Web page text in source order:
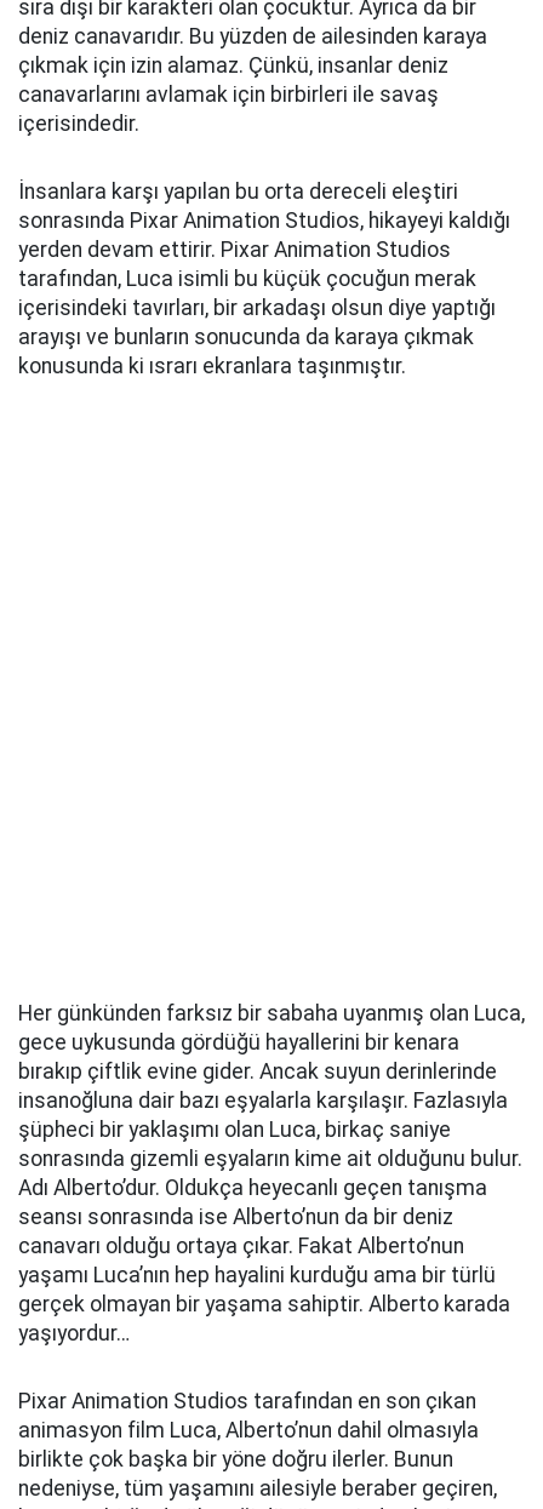
sıra dışı bir karakteri olan çocuktur. Ayrıca da bir
deniz canavarıdır. Bu yüzden de ailesinden karaya
çıkmak için izin alamaz. Çünkü, insanlar deniz
canavarlarını avlamak için birbirleri ile savaş
içerisindedir.
İnsanlara karşı yapılan bu orta dereceli eleştiri
sonrasında Pixar Animation Studios, hikayeyi kaldığı
yerden devam ettirir. Pixar Animation Studios
tarafından, Luca isimli bu küçük çocuğun merak
içerisindeki tavırları, bir arkadaşı olsun diye yaptığı
arayışı ve bunların sonucunda da karaya çıkmak
konusunda ki ısrarı ekranlara taşınmıştır.
Her günkünden farksız bir sabaha uyanmış olan Luca,
gece uykusunda gördüğü hayallerini bir kenara
bırakıp çiftlik evine gider. Ancak suyun derinlerinde
insanoğluna dair bazı eşyalarla karşılaşır. Fazlasıyla
şüpheci bir yaklaşımı olan Luca, birkaç saniye
sonrasında gizemli eşyaların kime ait olduğunu bulur.
Adı Alberto’dur. Oldukça heyecanlı geçen tanışma
seansı sonrasında ise Alberto’nun da bir deniz
canavarı olduğu ortaya çıkar. Fakat Alberto’nun
yaşamı Luca’nın hep hayalini kurduğu ama bir türlü
gerçek olmayan bir yaşama sahiptir. Alberto karada
yaşıyordur…
Pixar Animation Studios tarafından en son çıkan
animasyon film Luca, Alberto’nun dahil olmasıyla
birlikte çok başka bir yöne doğru ilerler. Bunun
nedeniyse, tüm yaşamını ailesiyle beraber geçiren,